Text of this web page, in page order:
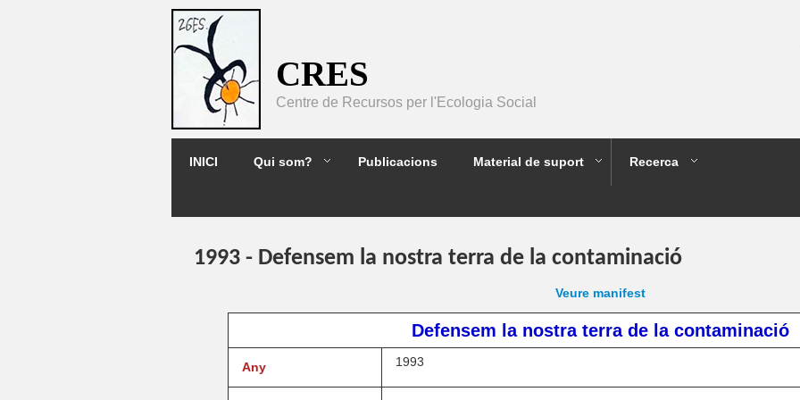
CRES
Centre de Recursos per l'Ecologia Social
INICI Qui som? Publicacions Material de suport Recerca
1993 - Defensem la nostra terra de la contaminació
Veure manifest
Defensem la nostra terra de la contaminació
Any 1993